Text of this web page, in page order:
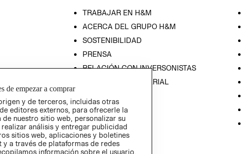
TRABAJAR EN H&M
ACERCA DEL GRUPO H&M
SOSTENIBILIDAD
PRENSA
RELACIÓN CON INVERSONISTAS
POLÍTICA EMPRESARIAL
de empezar a comprar
y de terceros, incluidas otras
editores externos, para ofrecerle la
nuestro sitio web, personalizar su
análisis y entregar publicidad
sitios web, aplicaciones y boletines
y a través de plataformas de redes
información sobre el usuario,